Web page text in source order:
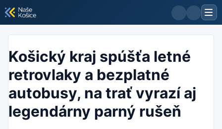
Košický kraj spúšťa letné
retrovlaky a bezplatné
autobusy, na trať vyrazí aj
legendárny parný rušeň